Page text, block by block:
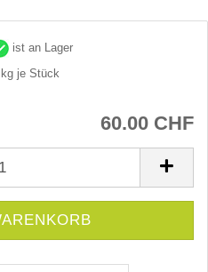
ist an Lager
kg je Stück
60.00 CHF